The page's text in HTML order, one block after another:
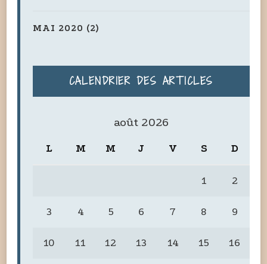
MAI 2020 (2)
CALENDRIER DES ARTICLES
août 2026
L M M J V S D
1 2
3 4 5 6 7 8 9
10 11 12 13 14 15 16